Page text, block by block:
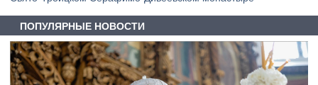
ПОПУЛЯРНЫЕ НОВОСТИ